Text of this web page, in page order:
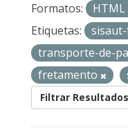
Formatos:
HTML
Etiquetas:
transporte-de-
fretamento
Filtrar Resultados